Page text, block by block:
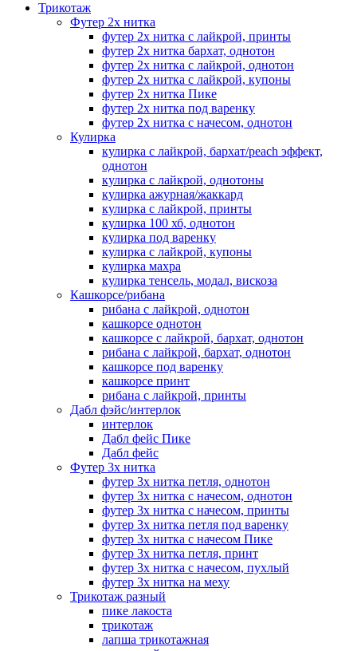
Трикотаж
Футер 2х нитка
футер 2х нитка с лайкрой, принты
футер 2х нитка бархат, однотон
футер 2х нитка с лайкрой, однотон
футер 2х нитка с лайкрой, купоны
футер 2х нитка Пике
футер 2х нитка под варенку
футер 2х нитка с начесом, однотон
Кулирка
кулирка с лайкрой, бархат/peach эффект,
однотон
кулирка с лайкрой, однотоны
кулирка ажурная/жаккард
кулирка с лайкрой, принты
кулирка 100 хб, однотон
кулирка под варенку
кулирка с лайкрой, купоны
кулирка махра
кулирка тенсель, модал, вискоза
Кашкорсе/рибана
рибана с лайкрой, однотон
кашкорсе однотон
кашкорсе с лайкрой, бархат, однотон
рибана с лайкрой, бархат, однотон
кашкорсе под варенку
кашкорсе принт
рибана с лайкрой, принты
Дабл фэйс/интерлок
интерлок
Дабл фейс Пике
Дабл фейс
Футер 3х нитка
футер 3х нитка петля, однотон
футер 3х нитка с начесом, однотон
футер 3х нитка с начесом, принты
футер 3х нитка петля под варенку
футер 3х нитка с начесом Пике
футер 3х нитка петля, принт
футер 3х нитка с начесом, пухлый
футер 3х нитка на меху
Трикотаж разный
пике лакоста
трикотаж
лапша трикотажная